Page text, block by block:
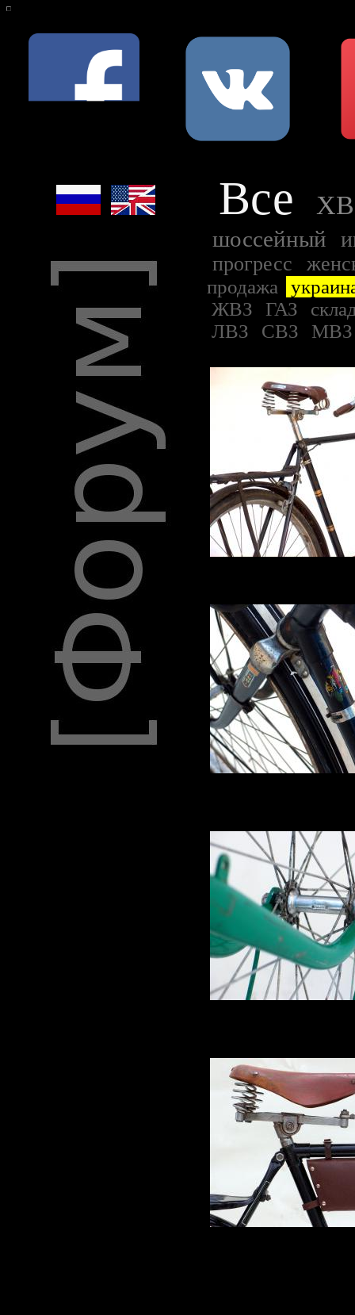
Все
шоссейный
прогресс
продажа
ЖВЗ
ГАЗ
ЛВЗ
СВЗ